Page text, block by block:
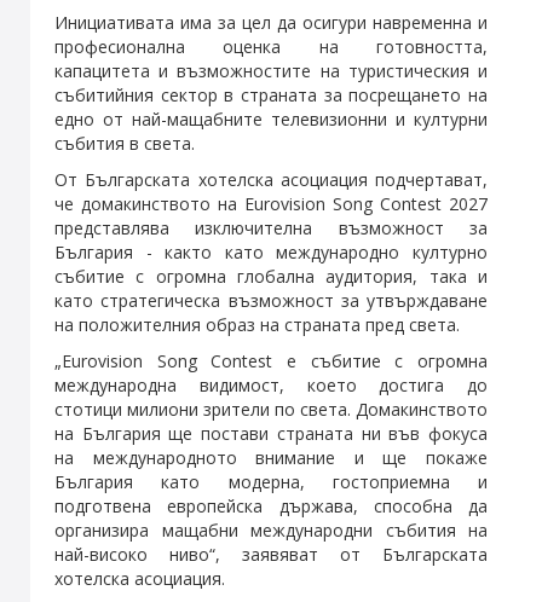
Инициативата има за цел да осигури навременна и
професионална оценка на готовността,
капацитета и възможностите на туристическия и
събитийния сектор в страната за посрещането на
едно от най-мащабните телевизионни и културни
събития в света.
От Българската хотелска асоциация подчертават,
че домакинството на Eurovision Song Contest 2027
представлява изключителна възможност за
България - както като международно културно
събитие с огромна глобална аудитория, така и
като стратегическа възможност за утвърждаване
на положителния образ на страната пред света.
„Eurovision Song Contest е събитие с огромна
международна видимост, което достига до
стотици милиони зрители по света. Домакинството
на България ще постави страната ни във фокуса
на международното внимание и ще покаже
България като модерна, гостоприемна и
подготвена европейска държава, способна да
организира мащабни международни събития на
най-високо ниво“, заявяват от Българската
хотелска асоциация.